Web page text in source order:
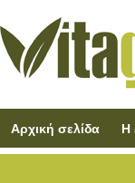
Αρχική σελίδα Η